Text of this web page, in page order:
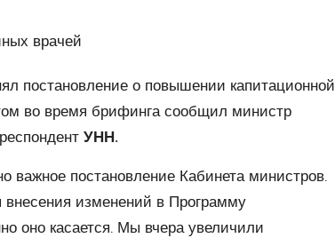
постановление о повышении капитационной
во время брифинга сообщил министр
УНН.
важное постановление Кабинета министров.
внесения изменений в Программу
оно касается. Мы вчера увеличили